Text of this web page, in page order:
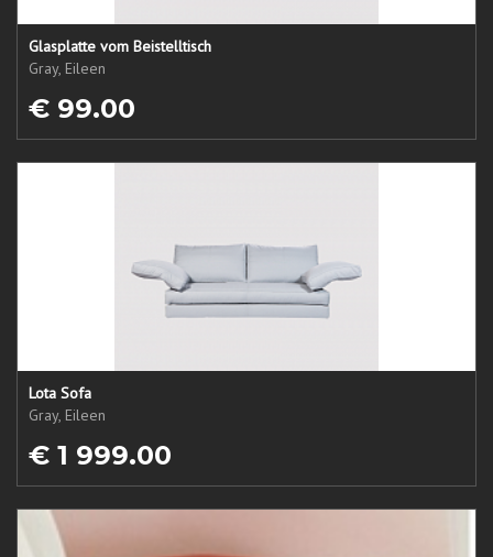
Glasplatte vom Beistelltisch
Gray, Eileen
€ 99.00
Lota Sofa
Gray, Eileen
€ 1 999.00